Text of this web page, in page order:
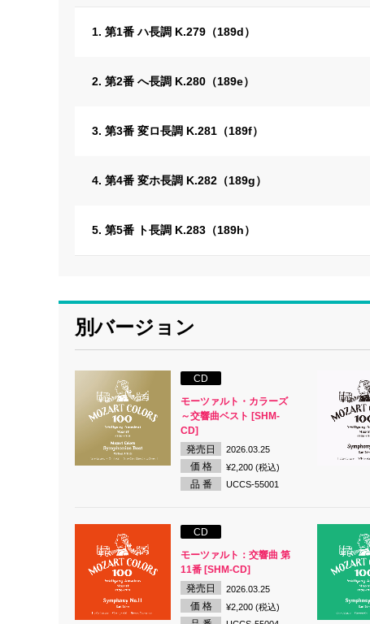
1. 第1番 ハ長調 K.279（189d）
2. 第2番 へ長調 K.280（189e）
3. 第3番 変ロ長調 K.281（189f）
4. 第4番 変ホ長調 K.282（189g）
5. 第5番 ト長調 K.283（189h）
別バージョン
CD
モーツァルト・カラーズ
～交響曲ベスト [SHM-
CD]
発売日
2026.03.25
価 格 ¥2,200 (税込)
品 番 UCCS-55001
CD
モーツァルト：交響曲 第
11番 [SHM-CD]
発売日
2026.03.25
価 格 ¥2,200 (税込)